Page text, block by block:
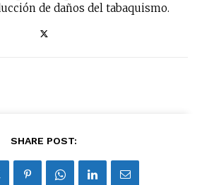
de las
our daily clipping and
the news of vaping and
de daños del tabaquismo.
SHARE POST: